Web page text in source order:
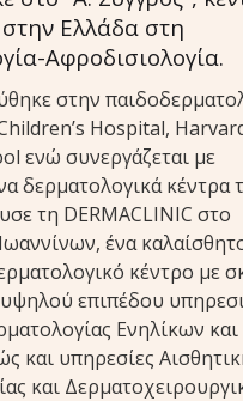
Ελλάδα στη
Αφροδισιολογία.
στην
Hospital,
ενώ συνεργάζεται με
δερματολογικά κέντρα
τη DERMACLINIC στο
ένα
κέντρο με
επιπέδου
Ενηλίκων και
και υπηρεσίες
και